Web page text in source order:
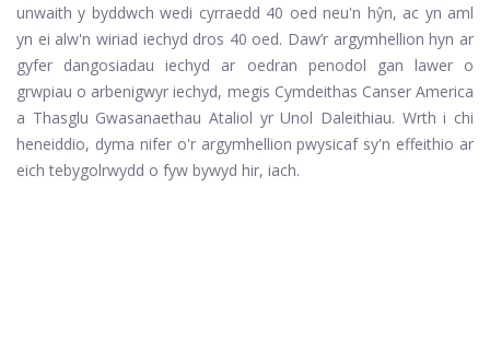
unwaith y byddwch wedi cyrraedd 40 oed neu'n hŷn, ac yn aml
yn ei alw'n wiriad iechyd dros 40 oed. Daw’r argymhellion hyn ar
gyfer dangosiadau iechyd ar oedran penodol gan lawer o
grwpiau o arbenigwyr iechyd, megis Cymdeithas Canser America
a Thasglu Gwasanaethau Ataliol yr Unol Daleithiau. Wrth i chi
heneiddio, dyma nifer o'r argymhellion pwysicaf sy'n effeithio ar
eich tebygolrwydd o fyw bywyd hir, iach.